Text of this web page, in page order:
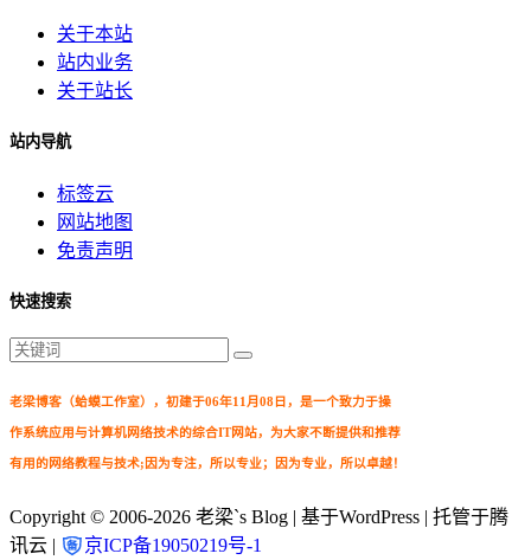
关于本站
站内业务
关于站长
站内导航
标签云
网站地图
免责声明
快速搜索
老梁博客（蛤蟆工作室），初建于06年11月08日，是一个致力于操
作系统应用与计算机网络技术的综合IT网站，为大家不断提供和推荐
有用的网络教程与技术;因为专注，所以专业；因为专业，所以卓越！
Copyright © 2006-2026 老梁`s Blog | 基于WordPress | 托管于腾
讯云 |
京ICP备19050219号-1